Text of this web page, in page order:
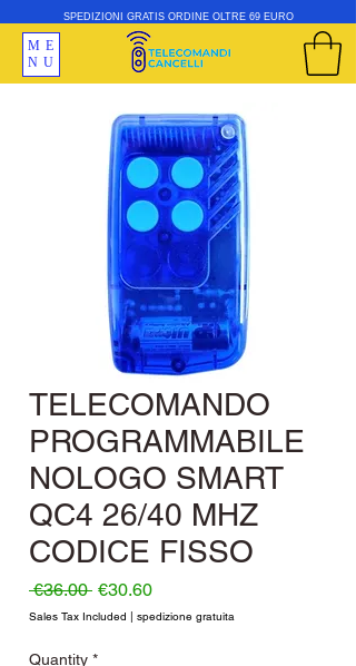
ME
NU
SPEDIZIONI GRATIS ORDINE OLTRE 69 EURO
TELECOMANDO
PROGRAMMABILE
NOLOGO SMART
QC4 26/40 MHZ
CODICE FISSO
€36.00 Regular Price
€30.60Sale Price
Sales Tax Included spedizione gratuita
Quantity *